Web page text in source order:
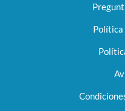
Política